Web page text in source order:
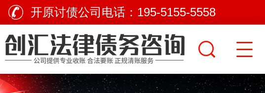
开原讨债公司电话： 195-5155-5558